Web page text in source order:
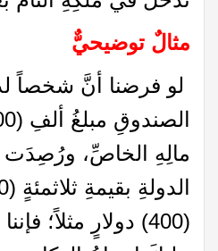
مثالٌ توضيحيٌّ
لو فرضنا أنَّ شخصاً
مالِهِ الخاصِّ، ورُصِدَت
(400) دولارٍ مثلاً؛